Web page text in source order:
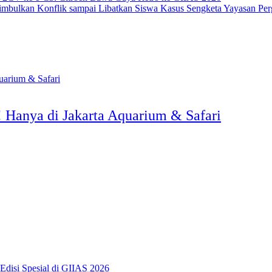
Kasus Sengketa Yayasan
di Jakarta Aquarium & Safari